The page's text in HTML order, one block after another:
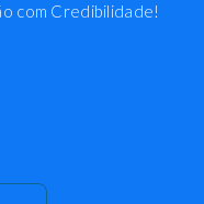
com Credibilidade!